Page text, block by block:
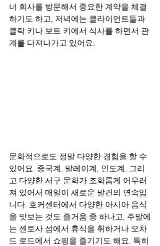
너 회사를 방문해서 중요한 계약을 체결
하기도 하고, 저녁에는 클라이언트들과
클락 키나 보트 키에서 식사를 하면서 관
계를 다져나가고 있어요.
문화적으로도 정말 다양한 경험을 할 수
있어요. 중국계, 말레이계, 인도계, 그리
고 다양한 서구 문화가 조화롭게 어우러
져 있어서 매일이 새로운 발견의 연속입
니다. 호커센터에서 다양한 아시아 음식
을 맛보는 것도 즐거움 중 하나고, 주말에
는 센토사 섬에서 휴식을 취하거나 오차
드 로드에서 쇼핑을 즐기기도 해요. 특히